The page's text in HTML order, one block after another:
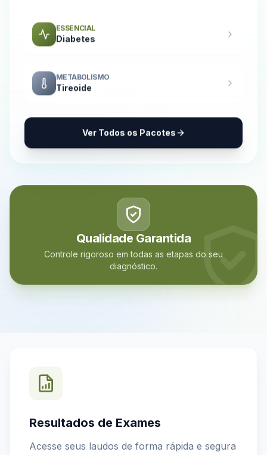
ESSENCIAL
Diabetes
METABOLISMO
Tireoide
Ver Todos os Pacotes
Qualidade Garantida
Controle rigoroso em todas as etapas do seu
diagnóstico.
Resultados de Exames
Acesse seus laudos de forma rápida e segura